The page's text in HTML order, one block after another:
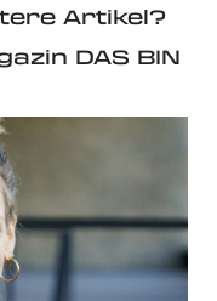
Artikel?
DAS BIN